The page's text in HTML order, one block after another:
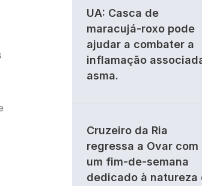
UA: Casca de
maracujá-roxo pode
ajudar a combater a
inflamação
asma.
Cruzeiro da Ria
regressa a Ovar com
um fim-de-semana
dedicado à natureza